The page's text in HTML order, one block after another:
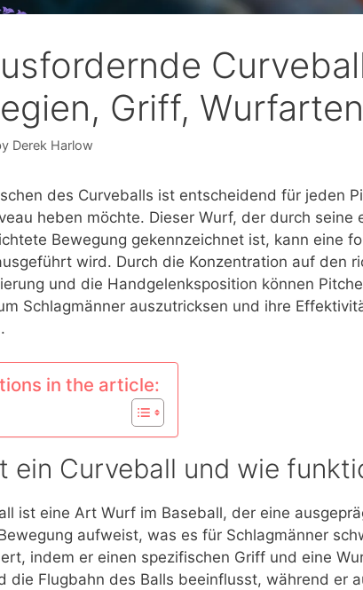
Griff, Wurfarten
Derek Harlow
des Curveballs ist entscheidend für jeden
heben möchte. Dieser Wurf, der durch
Bewegung gekennzeichnet ist, kann eine
wird. Durch die Konzentration auf den
und die Handgelenksposition können
Schlagmänner auszutricksen und ihre
in the article:
ein Curveball und wie
ist eine Art Wurf im Baseball, der eine
aufweist, was es für Schlagmänner
indem er einen spezifischen Griff und eine
die Flugbahn des Balls beeinflusst, während er